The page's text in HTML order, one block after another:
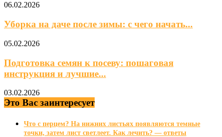
06.02.2026
Уборка на даче после зимы: с чего начать...
05.02.2026
Подготовка семян к посеву: пошаговая
инструкция и лучшие...
03.02.2026
Это Вас заинтересует
Что с перцем? На нижних листьях появляются темные
точки, затем лист светлеет. Как лечить? — ответы